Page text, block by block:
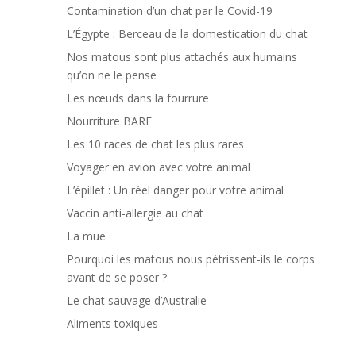
Contamination d’un chat par le Covid-19
L’Égypte : Berceau de la domestication du chat
Nos matous sont plus attachés aux humains
qu’on ne le pense
Les nœuds dans la fourrure
Nourriture BARF
Les 10 races de chat les plus rares
Voyager en avion avec votre animal
L’épillet : Un réel danger pour votre animal
Vaccin anti-allergie au chat
La mue
Pourquoi les matous nous pétrissent-ils le corps
avant de se poser ?
Le chat sauvage d’Australie
Aliments toxiques